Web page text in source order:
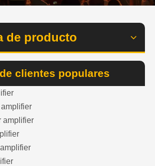
de producto
clientes populares
amplifier